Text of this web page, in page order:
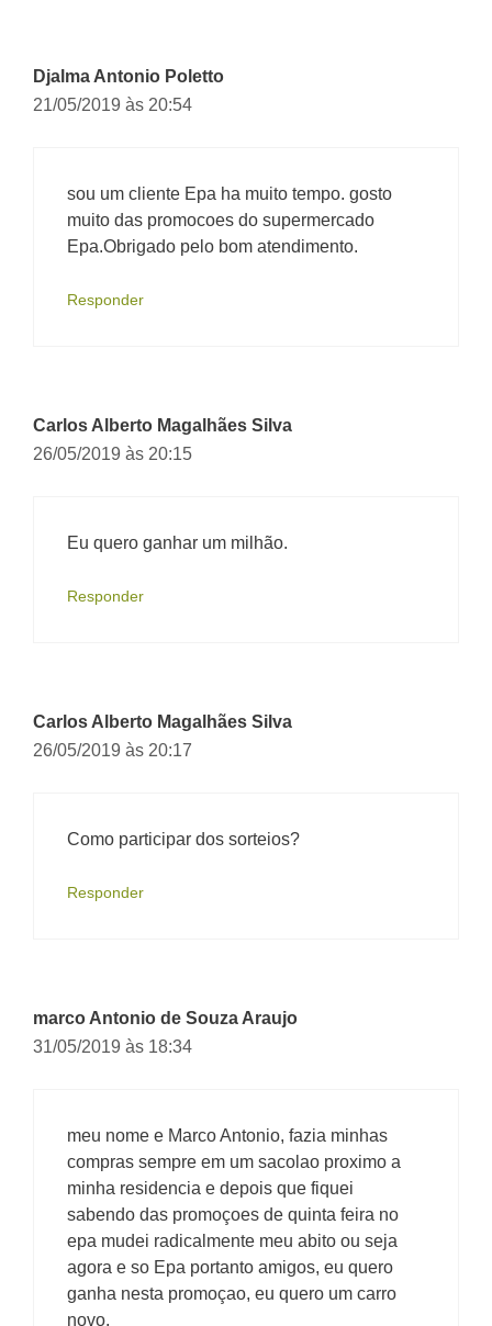
Djalma Antonio Poletto
21/05/2019 às 20:54
sou um cliente Epa ha muito tempo. gosto
muito das promocoes do supermercado
Epa.Obrigado pelo bom atendimento.
Responder
Carlos Alberto Magalhães Silva
26/05/2019 às 20:15
Eu quero ganhar um milhão.
Responder
Carlos Alberto Magalhães Silva
26/05/2019 às 20:17
Como participar dos sorteios?
Responder
marco Antonio de Souza Araujo
31/05/2019 às 18:34
meu nome e Marco Antonio, fazia minhas
compras sempre em um sacolao proximo a
minha residencia e depois que fiquei
sabendo das promoçoes de quinta feira no
epa mudei radicalmente meu abito ou seja
agora e so Epa portanto amigos, eu quero
ganha nesta promoçao, eu quero um carro
novo.